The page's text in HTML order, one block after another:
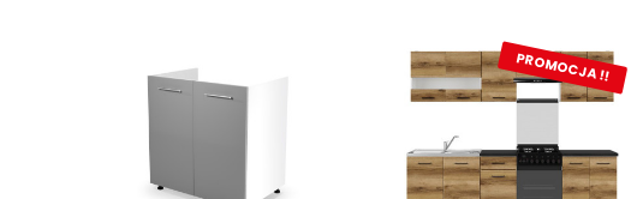
PROMOCJA !!